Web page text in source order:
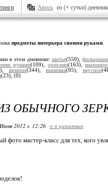
Авось из (+ сутки)
предметы интерьера своими руками
в этом дневнике:шитье(550),
руками(109), оригами(163),
вязание(344),вышивка(95), вкусное
(23), (0)
ОБЫЧНОГО
2012 г. 12:26 + в цитатник
фото мастер-класс для тех, кого